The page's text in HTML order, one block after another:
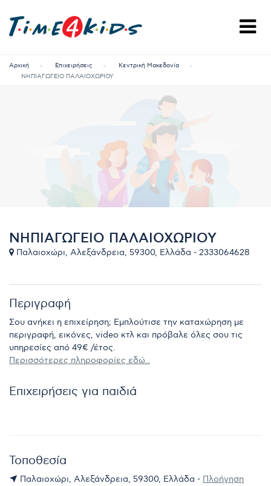
Αρχική Επιχειρήσεις
Κεντρική Μακεδονία
ΝΗΠΙΑΓΩΓΕΙΟ ΠΑΛΑΙΟΧΩΡΙΟΥ
ΝΗΠΙΑΓΩΓΕΙΟ ΠΑΛΑΙΟΧΩΡΙΟΥ
Παλαιοχώρι, Αλεξάνδρεια, 59300, Ελλάδα - 2333064628
Περιγραφή
Σου ανήκει η επιχείρηση; Εμπλούτισε την καταχώρηση με
περιγραφή, εικόνες, video κτλ και πρόβαλε όλες σου τις
υπηρεσίες από 49€ /έτος.
Περισσότερες πληροφορίες εδώ..
Επιχειρήσεις για παιδιά
Τοποθεσία
Παλαιοχώρι, Αλεξάνδρεια, 59300, Ελλάδα - Πλοήγηση